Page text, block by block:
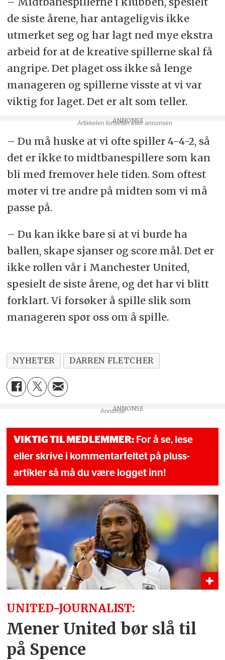
de siste årene, har antageligvis ikke
utmerket seg og har lagt ned mye ekstra
arbeid for at de kreative spillerne skal få
angripe. Det plaget oss ikke så lenge
manageren og spillerne visste at vi var
viktig for laget. Det er alt som teller.
– Du må huske at vi ofte spiller 4-4-2, så
det er ikke to midtbanespillere som kan
bli med fremover hele tiden. Som oftest
møter vi tre andre på midten som vi må
passe på.
– Du kan ikke bare si at vi burde ha
ballen, skape sjanser og score mål. Det er
ikke rollen vår i Manchester United,
spesielt de siste årene, og det har vi blitt
forklart. Vi forsøker å spille slik som
manageren spør oss om å spille.
NYHETER DARREN FLETCHER
Annonse
VIKTIG TIL MEDLEMMER: For å se, lese
eller skrive i kommentarfeltet på pluss-
artikler så må du være logget inn!
UNITED-JOURNALIST:
Mener United bør slå til
på Spence